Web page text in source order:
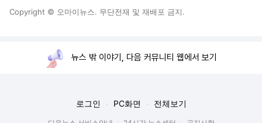
Copyright © 오마이뉴스. 무단전재 및 재배포 금지.
뉴스 밖 이야기, 다음 커뮤니티 웹에서 보기
로그인 PC화면 전체보기